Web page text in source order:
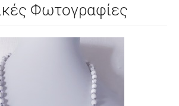
Φωτογραφίες